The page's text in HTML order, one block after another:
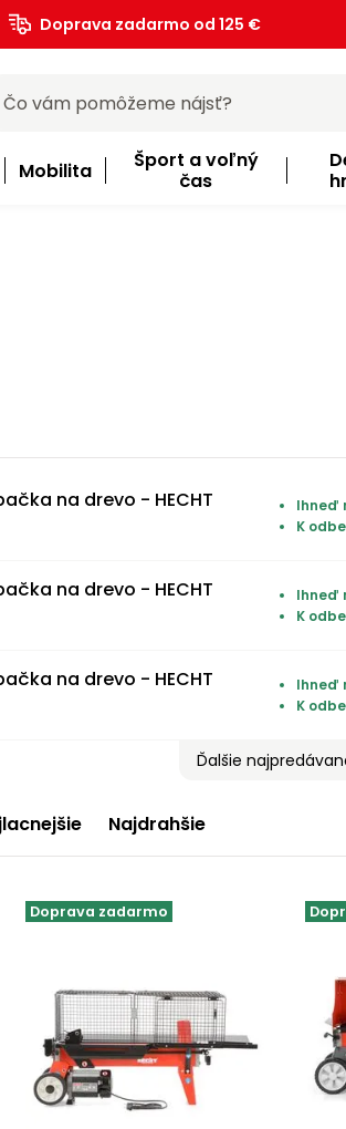
Doprava zadarmo od 125 €
Mobilita
Šport a voľný
čas
na drevo - HECHT
Ihneď
K
na drevo - HECHT
Ihneď
K
na drevo - HECHT
Ihneď
K
Ďalšie
Najdrahšie
Doprava zadarmo